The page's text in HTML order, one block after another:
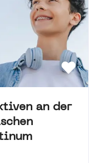
an der